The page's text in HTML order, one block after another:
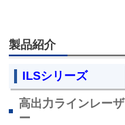
製品紹介
ILSシリーズ
高出力ラインレーザ
ー